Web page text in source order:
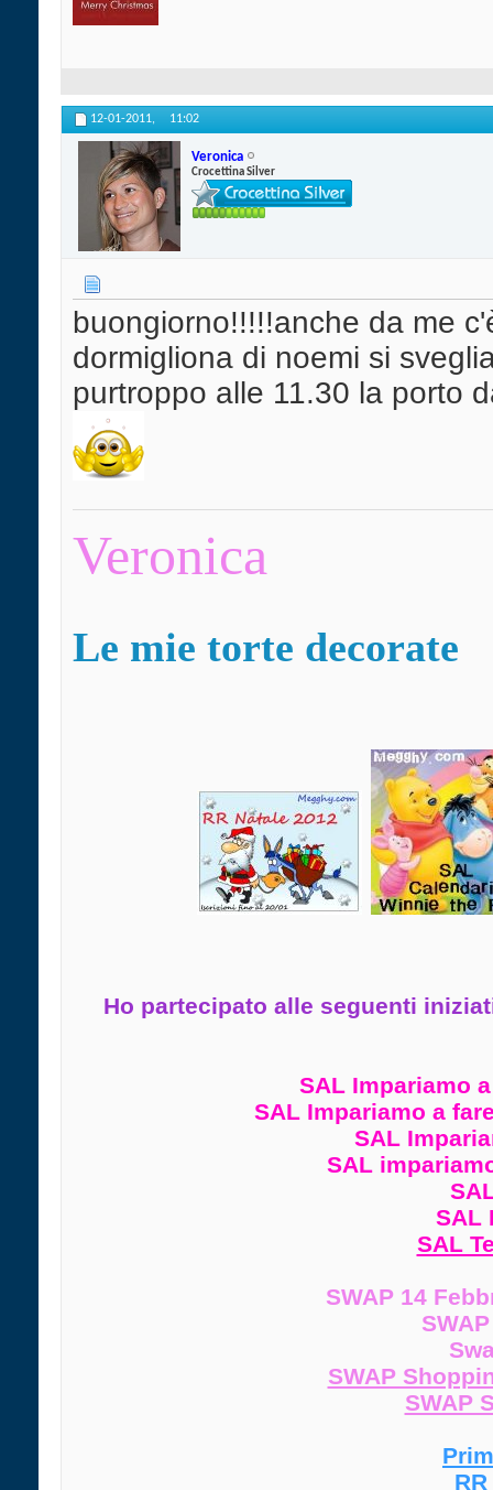
12-01-2011, 11:02
Veronica
Crocettina Silver
buongiorno!!!!!anche da me
dormigliona di noemi si
purtroppo alle 11.30 la porto
Veronica
Le mie torte decorate
Ho partecipato alle seguenti
SAL Impariamo
SAL Impariamo a
SAL
SAL
SAL
SAL
SWAP 14
SWAP
SWAP
P